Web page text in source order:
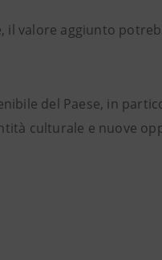
il valore aggiunto
del Paese, in
culturale e nuove